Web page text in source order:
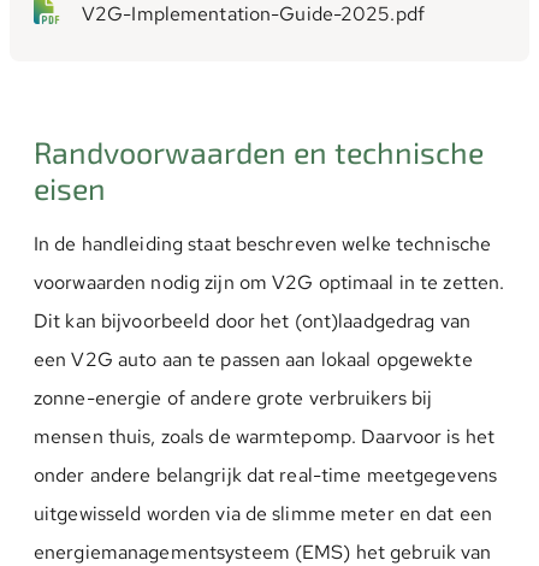
V2G-Implementation-Guide-2025.pdf
Randvoorwaarden en technische
eisen
In de handleiding staat beschreven welke technische
voorwaarden nodig zijn om V2G optimaal in te zetten.
Dit kan bijvoorbeeld door het (ont)laadgedrag van
een V2G auto aan te passen aan lokaal opgewekte
zonne-energie of andere grote verbruikers bij
mensen thuis, zoals de warmtepomp. Daarvoor is het
onder andere belangrijk dat real-time meetgegevens
uitgewisseld worden via de slimme meter en dat een
energiemanagementsysteem (EMS) het gebruik van